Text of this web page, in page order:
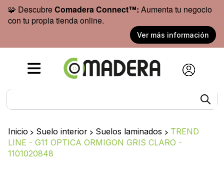
🧩 DescubreComadera Connect™: Aumenta tu negocio
con tu propia tienda online.
Ver más información
Inicio > Suelo interior > Suelos laminados > TREND
LINE - G11 OPTICA ORMIGON GRIS CLARO -
1101020848